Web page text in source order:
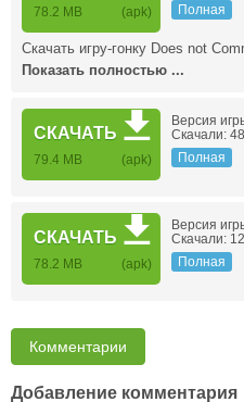
78.2 MB (apk)
Полная
Скачать игру-гонку Does not
Показать полностью ...
СКАЧАТЬ
79.4 MB (apk)
Версия
Скачали:
Полная
СКАЧАТЬ
78.2 MB (apk)
Версия
Скачали:
Полная
Комментарии
Добавление комментария